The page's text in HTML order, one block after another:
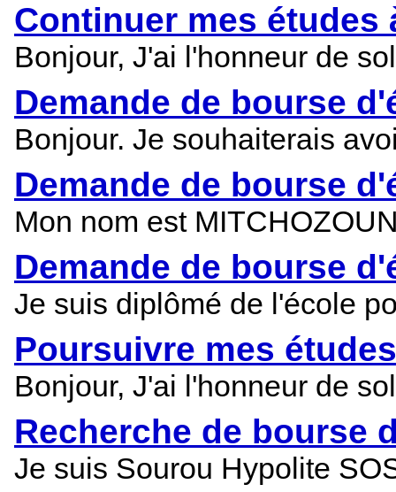
Continuer mes études
Bonjour, J'ai l'honneur de
Demande de bourse
Bonjour. Je souhaiterais
Demande de bourse
Mon nom est
Demande de bourse
Je suis diplômé de l'école
Poursuivre mes
Bonjour, J'ai l'honneur de
Recherche de bourse
Je suis Sourou Hypolite